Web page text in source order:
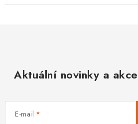
Aktuální novinky a
E-mail